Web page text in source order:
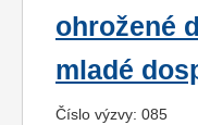
ohrožené
mladé
Číslo výzvy: 085